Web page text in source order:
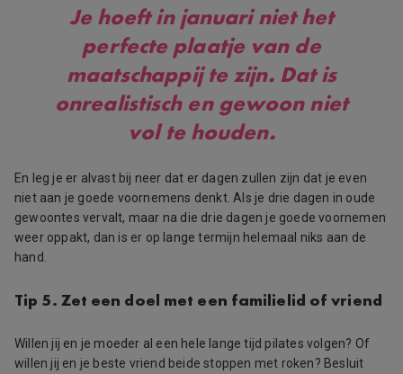
Je hoeft in januari niet het
perfecte plaatje van de
maatschappij te zijn. Dat is
onrealistisch en gewoon niet
vol te houden.
En leg je er alvast bij neer dat er dagen zullen zijn dat je even
niet aan je goede voornemens denkt. Als je drie dagen in oude
gewoontes vervalt, maar na die drie dagen je goede voornemen
weer oppakt, dan is er op lange termijn helemaal niks aan de
hand.
Tip 5. Zet een doel met een familielid of vriend
Willen jij en je moeder al een hele lange tijd pilates volgen? Of
willen jij en je beste vriend beide stoppen met roken? Besluit